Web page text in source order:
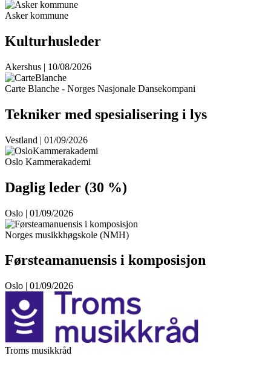
Asker kommune
Kulturhusleder
Akershus | 10/08/2026
Carte Blanche - Norges Nasjonale Dansekompani
Tekniker med spesialisering i lys
Vestland | 01/09/2026
Oslo Kammerakademi
Daglig leder (30 %)
Oslo | 01/09/2026
Norges musikkhøgskole (NMH)
Førsteamanuensis i komposisjon
Oslo | 01/09/2026
Troms musikkråd